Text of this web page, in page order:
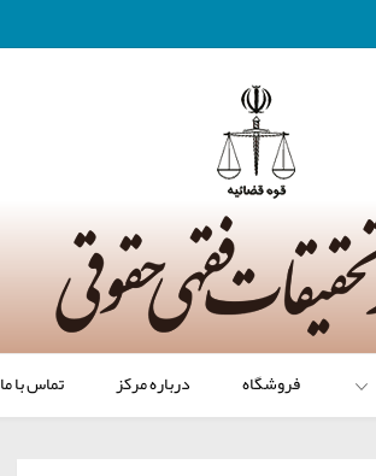
فروشگاه درباره مرکز تماس با ما